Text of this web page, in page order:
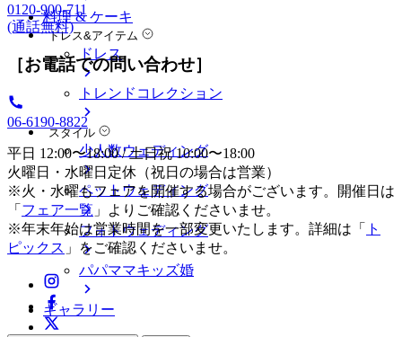
料理 & ケーキ
ドレス&アイテム
ドレス
トレンドコレクション
スタイル
少人数ウェディング
ペットウェディング
フォトウェディング
パパママキッズ婚
ギャラリー
0120-900-711
(通話無料)
［お電話での問い合わせ］
06-6190-8822
平日 12:00〜18:00 / 土日祝 10:00〜18:00
火曜日・水曜日定休（祝日の場合は営業）
※火・水曜もフェアを開催する場合がございます。開催日は
「 フェア一覧 」よりご確認くださいませ。
※年末年始は営業時間を一部変更いたします。詳細は「
ト
ピックス 」をご確認くださいませ。